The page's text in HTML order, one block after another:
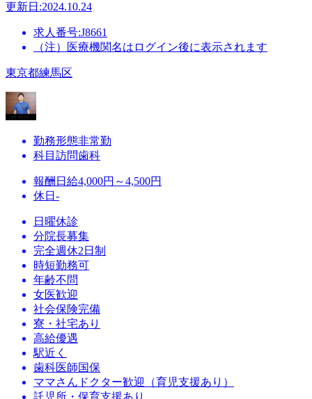
更新日:2024.10.24
求人番号:J8661
（注）医療機関名はログイン後に表示されます
東京都練馬区
勤務形態非常勤
科目 訪問歯科
報酬 日給4,000円～4,500円
休日 -
日曜休診
分院長募集
完全週休2日制
時短勤務可
年齢不問
女医歓迎
社会保険完備
寮・社宅あり
高給優遇
駅近く
歯科医師国保
ママさんドクター歓迎（育児支援あり）